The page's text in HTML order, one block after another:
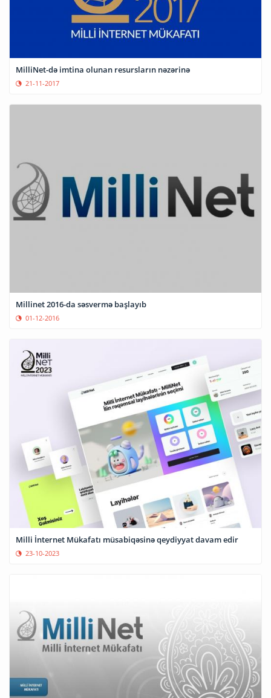
MilliNet-də imtina olunan resursların nəzərinə
21-11-2017
Millinet 2016-da səsvermə başlayıb
01-12-2016
Milli İnternet Mükafatı müsabiqəsinə qeydiyyat davam edir
23-10-2023